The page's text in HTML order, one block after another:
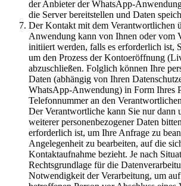
der Anbieter der WhatsApp-
die Server bereitstellen und Daten
Der Kontakt mit dem Verantwortlichen
Anwendung kann von Ihnen oder vom
initiiert werden, falls es erforderlich ist,
um den Prozess der Kontoeröffnung
abzuschließen. Folglich können Ihre
Daten (abhängig von Ihren
WhatsApp-Anwendung) in Form Ihres
Telefonnummer an den
Der Verantwortliche kann Sie nur dann
weiterer personenbezogener Daten
erforderlich ist, um Ihre Anfrage zu
Angelegenheit zu bearbeiten, auf die
Kontaktaufnahme bezieht. Je nach
Rechtsgrundlage für die
Notwendigkeit der Verarbeitung, um